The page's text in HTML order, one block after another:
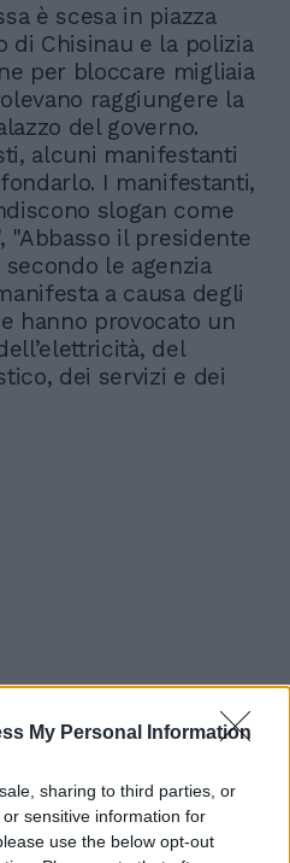
My Personal Information
sharing to third parties, or
sensitive information for
use the below opt-out
è scesa in piazza
di Chisinau e la polizia
per bloccare migliaia
raggiungere la
del governo.
alcuni manifestanti
I manifestanti,
slogan come
"Abbasso il presidente
secondo le agenzia
a causa degli
hanno provocato un
del
dei servizi e dei